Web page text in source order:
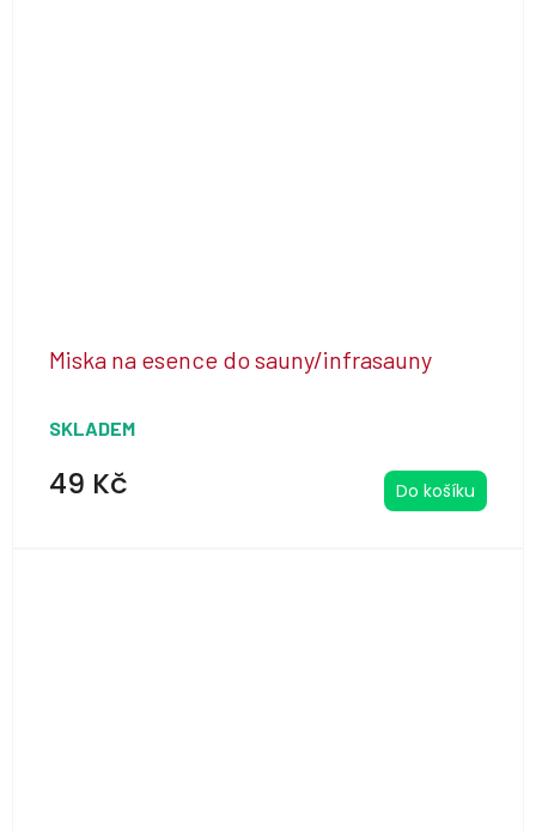
Miska na esence do sauny/infrasauny
SKLADEM
49 Kč Do košíku